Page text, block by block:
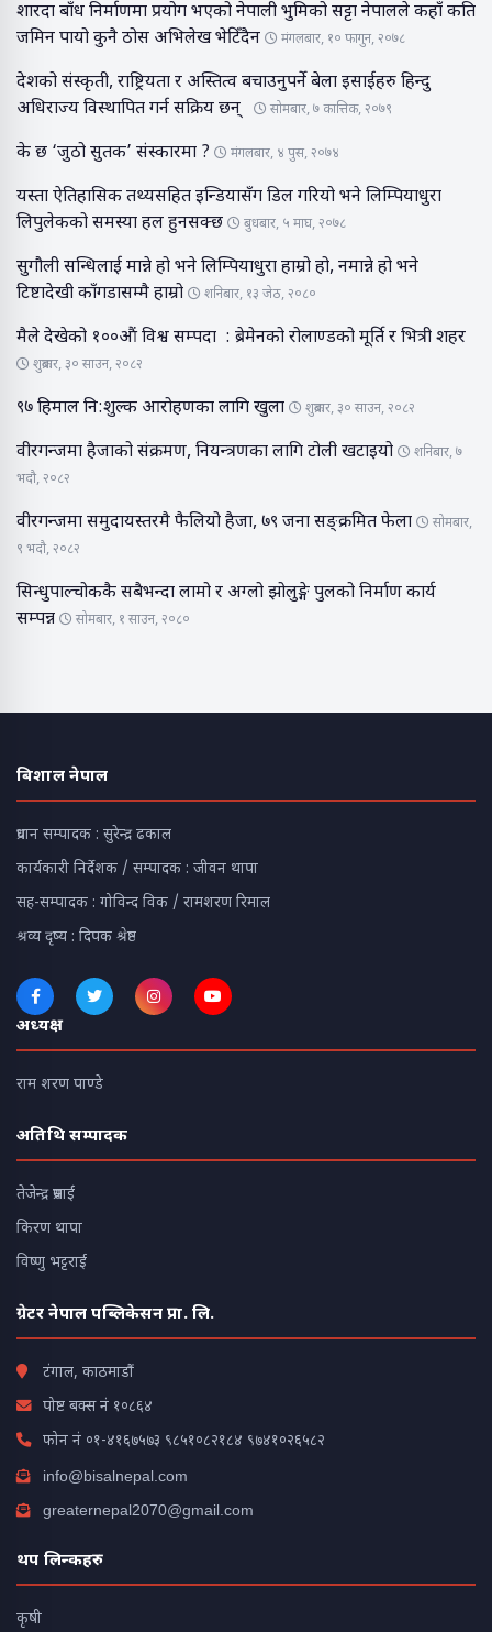
शारदा बाँध निर्माणमा प्रयोग भएको नेपाली भुमिको सट्टा नेपालले कहाँ कति
जमिन पायो कुनै ठोस अभिलेख भेटिँदैन
मंगलबार, १० फागुन, २०७८
देशको संस्कृती, राष्ट्रियता र अस्तित्व बचाउनुपर्ने बेला इसाईहरु हिन्दु
अधिराज्य विस्थापित गर्न सक्रिय छन्
सोमबार, ७ कात्तिक, २०७९
के छ ‘जुठो सुतक’ संस्कारमा ? मंगलबार, ४ पुस, २०७४
यस्ता ऐतिहासिक तथ्यसहित इन्डियासँग डिल गरियो भने लिम्पियाधुरा
लिपुलेकको समस्या हल हुनसक्छ
बुधबार, ५ माघ, २०७८
सुगौली सन्धिलाई मान्ने हो भने लिम्पियाधुरा हाम्रो हो, नमान्ने हो भने
टिष्टादेखी काँगडासम्मै हाम्रो
शनिबार, १३ जेठ, २०८०
मैले देखेको १००औं विश्व सम्पदा : ब्रेमेनको रोलाण्डको मूर्ति र भित्री शहर
शुक्रबार, ३० साउन, २०८२
९७ हिमाल नि:शुल्क आरोहणका लागि खुला शुक्रबार, ३० साउन, २०८२
वीरगन्जमा हैजाको संक्रमण, नियन्त्रणका लागि टोली खटाइयो
शनिबार, ७
भदौ, २०८२
वीरगन्जमा समुदायस्तरमै फैलियो हैजा, ७९ जना सङ्क्रमित फेला
सोमबार,
९ भदौ, २०८२
सिन्धुपाल्चोककै सबैभन्दा लामो र अग्लो झोलुङ्गे पुलको निर्माण कार्य
सम्पन्न
सोमबार, १ साउन, २०८०
बिशाल नेपाल
प्रधान सम्पादक : सुरेन्द्र ढकाल
कार्यकारी निर्देशक / सम्पादक : जीवन थापा
सह-सम्पादक : गोविन्द विक / रामशरण रिमाल
श्रव्य दृष्य : दिपक श्रेष्ठ
अध्यक्ष
राम शरण पाण्डे
अतिथि सम्पादक
तेजेन्द्र प्रसाईं
किरण थापा
विष्णु भट्टराई
ग्रेटर नेपाल पब्लिकेसन प्रा. लि.
टंगाल, काठमाडौं
पोष्ट बक्स नं १०८६४
फोन नं ०१-४१६७५७३ ९८५१०८२१८४ ९७४१०२६५८२
info@bisalnepal.com
greaternepal2070@gmail.com
थप लिन्कहरु
कृषी